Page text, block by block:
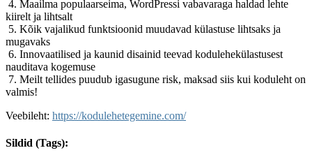
4. Maailma populaarseima, WordPressi vabavaraga haldad lehte
kiirelt ja lihtsalt
5. Kõik vajalikud funktsioonid muudavad külastuse lihtsaks ja
mugavaks
6. Innovaatilised ja kaunid disainid teevad kodulehekülastusest
nauditava kogemuse
7. Meilt tellides puudub igasugune risk, maksad siis kui koduleht on
valmis!
Veebileht: https://kodulehetegemine.com/
Sildid (Tags):